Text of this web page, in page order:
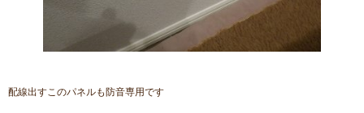
配線出すこのパネルも防音専用です